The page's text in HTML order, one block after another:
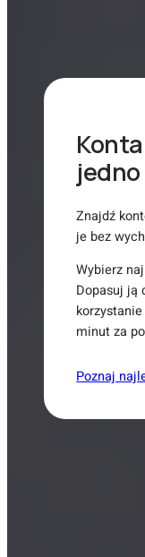
Znajdź
je bez
Wybierz
Dopasuj ją
minut za
Poznaj